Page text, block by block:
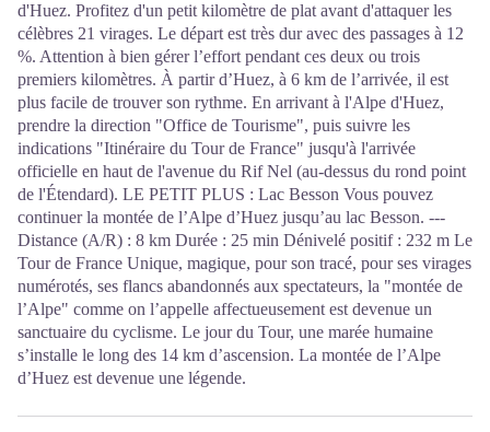
d'Huez. Profitez d'un petit kilomètre de plat avant d'attaquer les
célèbres 21 virages. Le départ est très dur avec des passages à 12
%. Attention à bien gérer l’effort pendant ces deux ou trois
premiers kilomètres. À partir d’Huez, à 6 km de l’arrivée, il est
plus facile de trouver son rythme. En arrivant à l'Alpe d'Huez,
prendre la direction "Office de Tourisme", puis suivre les
indications "Itinéraire du Tour de France" jusqu'à l'arrivée
officielle en haut de l'avenue du Rif Nel (au-dessus du rond point
de l'Étendard). LE PETIT PLUS : Lac Besson Vous pouvez
continuer la montée de l’Alpe d’Huez jusqu’au lac Besson. ---
Distance (A/R) : 8 km Durée : 25 min Dénivelé positif : 232 m Le
Tour de France Unique, magique, pour son tracé, pour ses virages
numérotés, ses flancs abandonnés aux spectateurs, la "montée de
l’Alpe" comme on l’appelle affectueusement est devenue un
sanctuaire du cyclisme. Le jour du Tour, une marée humaine
s’installe le long des 14 km d’ascension. La montée de l’Alpe
d’Huez est devenue une légende.